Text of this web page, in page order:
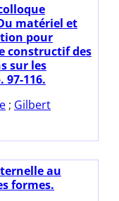
matériel et
pour
constructif des
sur les
97-116.
; Gilbert
au
formes.